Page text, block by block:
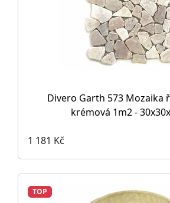
Divero Garth 573 Mozaika
krémová 1m2 -
1 181 Kč
TOP